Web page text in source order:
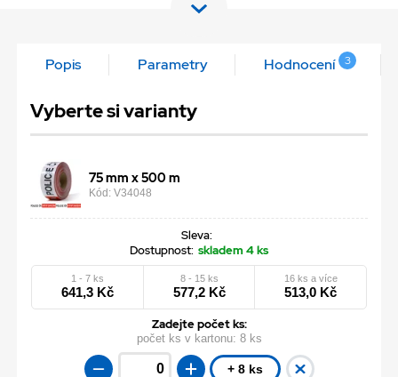
Popis Parametry Hodnocení 3
Vyberte si varianty
75 mm x 500 m
Kód: V34048
Sleva:
Dostupnost: skladem 4 ks
1 - 7 ks
641,3 Kč
8 - 15 ks
577,2 Kč
16 ks a více
513,0 Kč
Zadejte počet ks:
počet ks v kartonu: 8 ks
+ 8 ks